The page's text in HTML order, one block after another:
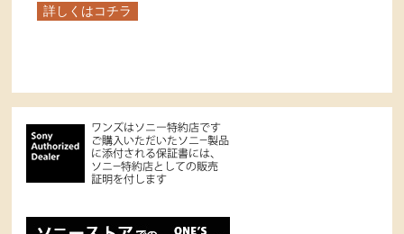
詳しくはコチラ